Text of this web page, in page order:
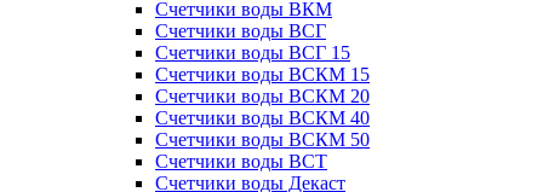
Счетчики воды ВКМ
Счетчики воды ВСГ
Счетчики воды ВСГ 15
Счетчики воды ВСКМ 15
Счетчики воды ВСКМ 20
Счетчики воды ВСКМ 40
Счетчики воды ВСКМ 50
Счетчики воды ВСТ
Счетчики воды Декаст